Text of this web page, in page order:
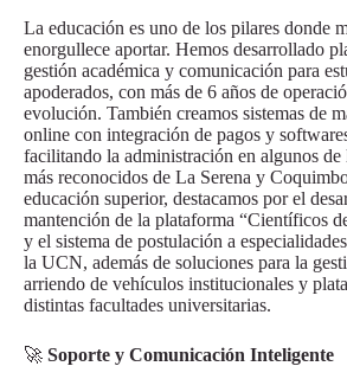
La educación es uno de los pilares donde
enorgullece aportar. Hemos desarrollado
gestión académica y comunicación para
apoderados, con más de 6 años de
evolución. También creamos sistemas de
online con integración de pagos y
facilitando la administración en algunos de
más reconocidos de La Serena y
educación superior, destacamos por el
mantención de la plataforma “Científicos
y el sistema de postulación a
la UCN, además de soluciones para la
arriendo de vehículos institucionales y
distintas facultades universitarias.
🚀 Soporte y Comunicación Inteligente